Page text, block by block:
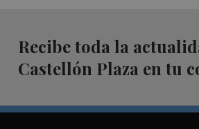
Recibe toda la
Castellón Plaza en tu